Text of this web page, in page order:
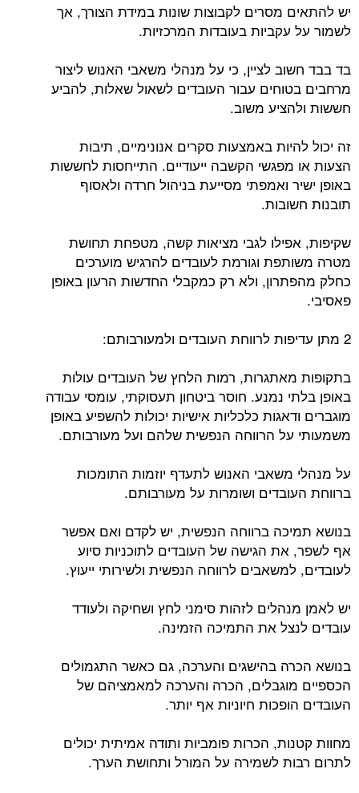
יש להתאים מסרים לקבוצות שונות במידת הצורך, אך
לשמור על עקביות בעובדות המרכזיות.
בד בבד חשוב לציין, כי על מנהלי משאבי האנוש ליצור
מרחבים בטוחים עבור העובדים לשאול שאלות, להביע
חששות ולהציע משוב.
זה יכול להיות באמצעות סקרים אנונימיים, תיבות
הצעות או מפגשי הקשבה ייעודיים. התייחסות לחששות
באופן ישיר ואמפתי מסייעת בניהול חרדה ולאסוף
תובנות חשובות.
שקיפות, אפילו לגבי מציאות קשה, מטפחת תחושת
מטרה משותפת וגורמת לעובדים להרגיש מוערכים
כחלק מהפתרון, ולא רק כמקבלי החדשות הרעון באופן
פאסיבי.
2 מתן עדיפות לרווחת העובדים ולמעורבותם:
בתקופות מאתגרות, רמות הלחץ של העובדים עולות
באופן בלתי נמנע. חוסר ביטחון תעסוקתי, עומסי עבודה
מוגברים ודאגות כלכליות אישיות יכולות להשפיע באופן
משמעותי על הרווחה הנפשית שלהם ועל מעורבותם.
על מנהלי משאבי האנוש לתעדף יוזמות התומכות
ברווחת העובדים ושומרות על מעורבותם.
בנושא תמיכה ברווחה הנפשית, יש לקדם ואם אפשר
אף לשפר, את הגישה של העובדים לתוכניות סיוע
לעובדים, למשאבים לרווחה הנפשית ולשירותי ייעוץ.
יש לאמן מנהלים לזהות סימני לחץ ושחיקה ולעודד
עובדים לנצל את התמיכה הזמינה.
בנושא הכרה בהישגים והערכה, גם כאשר התגמולים
הכספיים מוגבלים, הכרה והערכה למאמציהם של
העובדים הופכות חיוניות אף יותר.
מחוות קטנות, הכרות פומביות ותודה אמיתית יכולים
לתרום רבות לשמירה על המורל ותחושת הערך.